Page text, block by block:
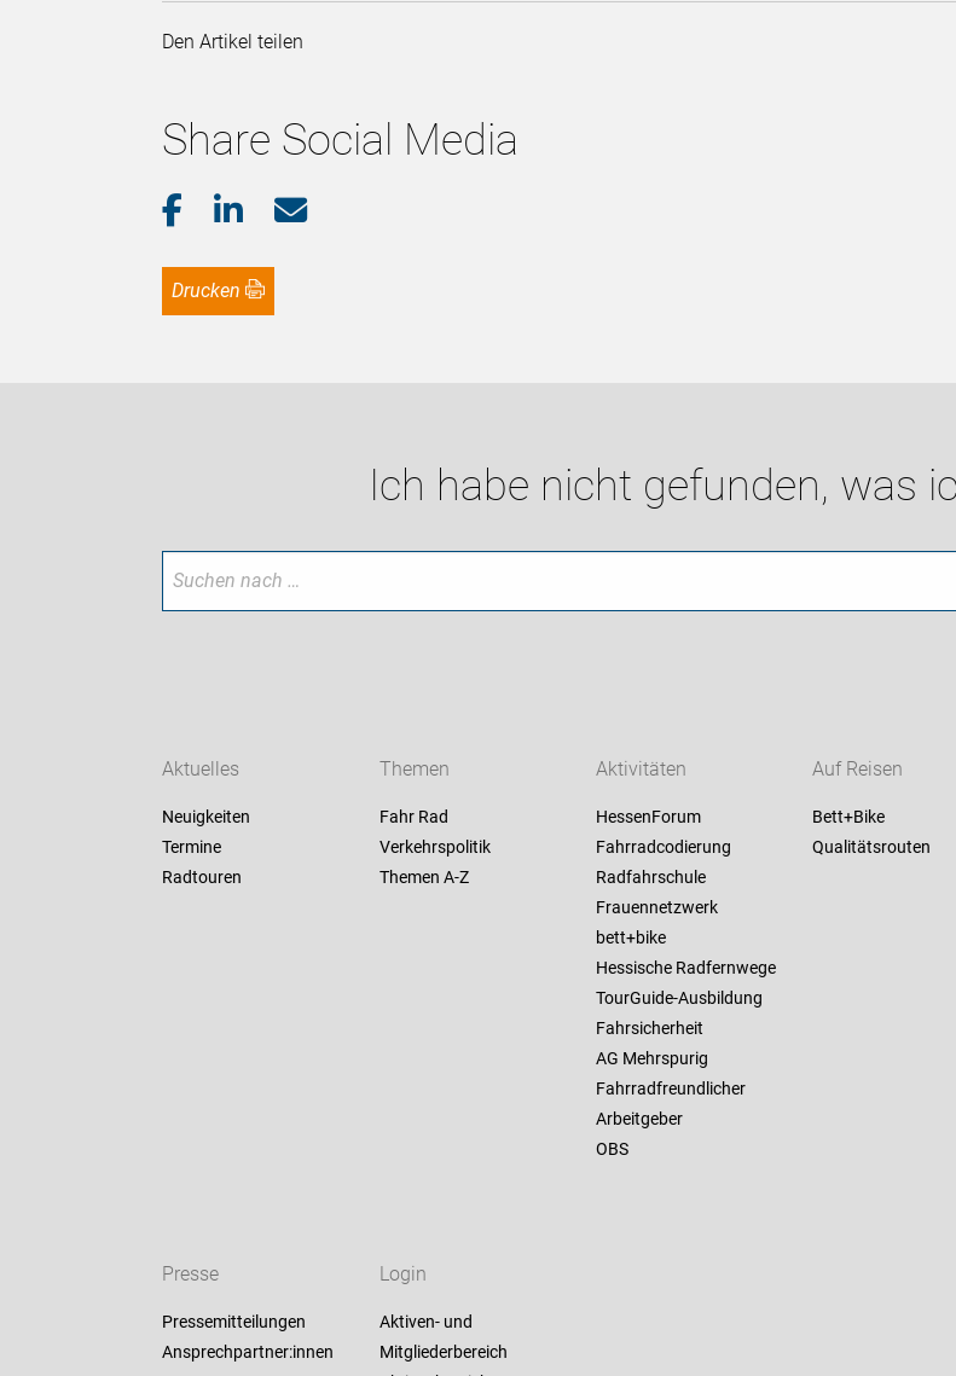
Den Artikel teilen
Share Social Media
Drucken
Ich habe nicht gefunden, was
Aktuelles
Neuigkeiten
Termine
Radtouren
Themen
Fahr Rad
Verkehrspolitik
Themen A-Z
Aktivitäten
HessenForum
Fahrradcodierung
Radfahrschule
Frauennetzwerk
bett+bike
Hessische Radfernwege
TourGuide-Ausbildung
Fahrsicherheit
AG Mehrspurig
Fahrradfreundlicher
Arbeitgeber
OBS
Auf Reisen
Bett+Bike
Qualitätsrouten
Presse
Pressemitteilungen
Ansprechpartner:innen
Login
Aktiven- und
Mitgliederbereich